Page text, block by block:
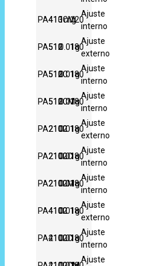
PA413CM
4101mg120
Ajuste
interno
PA512
5100.01g
180
Ajuste
externo
PA512C
5100.01g
180
Ajuste
interno
PA512CM
5100.01g
180
Ajuste
interno
PA2102
21000.01g
180
Ajuste
externo
PA2102C
21000.01g
180
Ajuste
interno
PA2102M
21000.01g
180
Ajuste
interno
PA4102
41000.01g
180
Ajuste
externo
PA4102C
21000.01g
180
Ajuste
interno
Ajuste